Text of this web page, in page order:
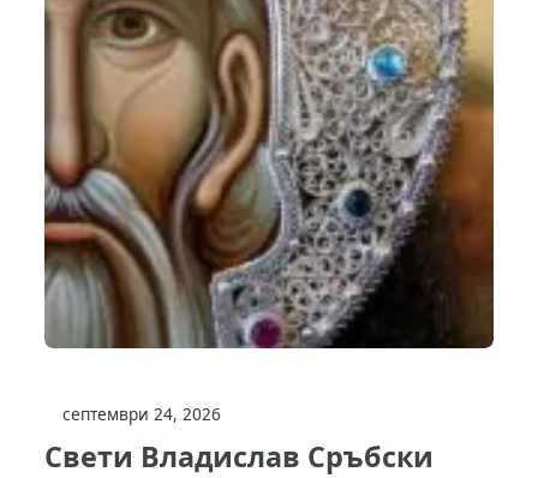
септември 24, 2026
Свети Владислав Сръбски